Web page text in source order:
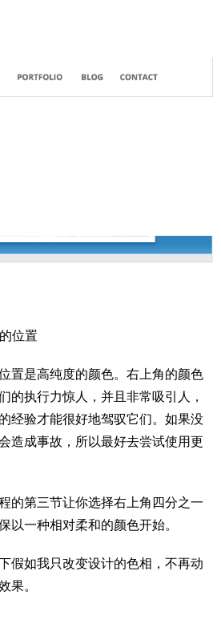
位置
置是高纯度的颜色。右上角的颜色
的执行力惊人，并且非常吸引人，
经验才能很好地驾驭它们。如果没
造成事故，所以最好去尝试使用更
的第三节让你选择右上角四分之一
以一种相对柔和的颜色开始。
假如我只改变设计的色相，不再动
果。